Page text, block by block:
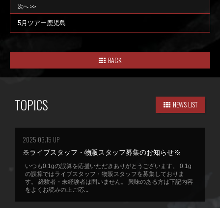
次へ >>
5月ツアー鹿児島
BACK
TOPICS NEWS LIST
2025.03.15 UP
※ライブスタッフ・物販スタッフ募集のお知らせ※
いつも0.1gの誤算を応援いただきありがとうございます。 0.1g
の誤算ではライブスタッフ・物販スタッフを募集しておりま
す。 経験者・未経験者は問いません。 興味のある方は下記内容
をよくお読みの上ご応...